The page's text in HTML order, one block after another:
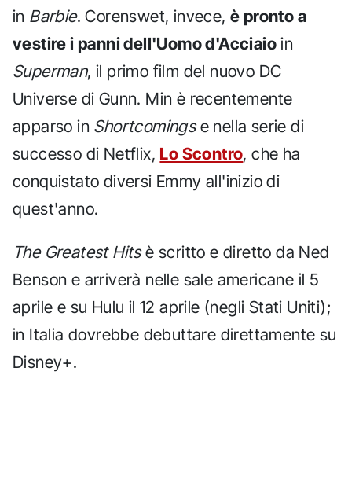
in Barbie. Corenswet, invece,è pronto a
vestire i panni dell'Uomo d'Acciaio in
Superman, il primo film del nuovo DC
Universe di Gunn. Min è recentemente
apparso in Shortcomingse nella serie di
successo di Netflix, Lo Scontro, che ha
conquistato diversi Emmy all'inizio di
quest'anno.
The Greatest Hitsè scritto e diretto da Ned
Benson e arriverà nelle sale americane il 5
aprile e su Hulu il 12 aprile (negli Stati Uniti);
in Italia dovrebbe debuttare direttamente su
Disney+.